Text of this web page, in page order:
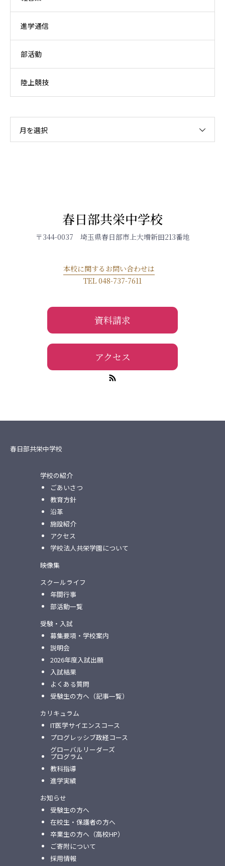
進学通信
部活動
陸上競技
月を選択
春日部共栄中学校
〒344-0037 埼玉県春日部市上大増新田213番地
本校に関するお問い合わせは
TEL 048-737-7611
資料請求
アクセス
春日部共栄中学校
学校の紹介
ごあいさつ
教育方針
沿革
施設紹介
アクセス
学校法人共栄学園について
映像集
スクールライフ
年間行事
部活動一覧
受験・入試
募集要項・学校案内
説明会
2026年度入試出願
入試結果
よくある質問
受験生の方へ（記事一覧）
カリキュラム
IT医学サイエンスコース
プログレッシブ政経コース
グローバルリーダーズ
プログラム
教科指導
進学実績
お知らせ
受験生の方へ
在校生・保護者の方へ
卒業生の方へ（高校HP）
ご寄附について
採用情報